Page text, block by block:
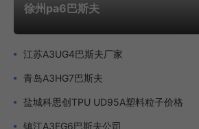
球首条万吨级PEEK回收线通过溶剂解聚
成本降低30%。低碳工艺：超临界CO₂发
剂，VOCs排放降低80%。智能化：数字
设计：巴斯夫“Modelfactory”平台通过
分布，研发周期缩短60%。数字孪生：
徐州pa6巴斯夫
江苏A3UG4巴斯夫厂家
青岛A3HG7巴斯夫
盐城科思创TPU UD95A塑料粒子价格
镇江A3EG6巴斯夫公司